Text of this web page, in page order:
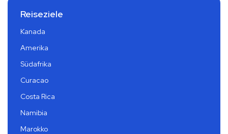
Reiseziele
Kanada
Amerika
Südafrika
Curacao
Costa Rica
Namibia
Marokko